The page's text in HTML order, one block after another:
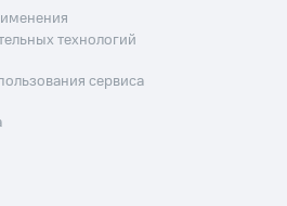
технологий
сервиса